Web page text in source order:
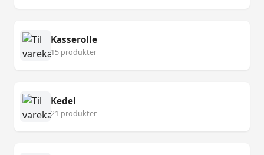
Kasserolle
15 produkter
Kedel
21 produkter